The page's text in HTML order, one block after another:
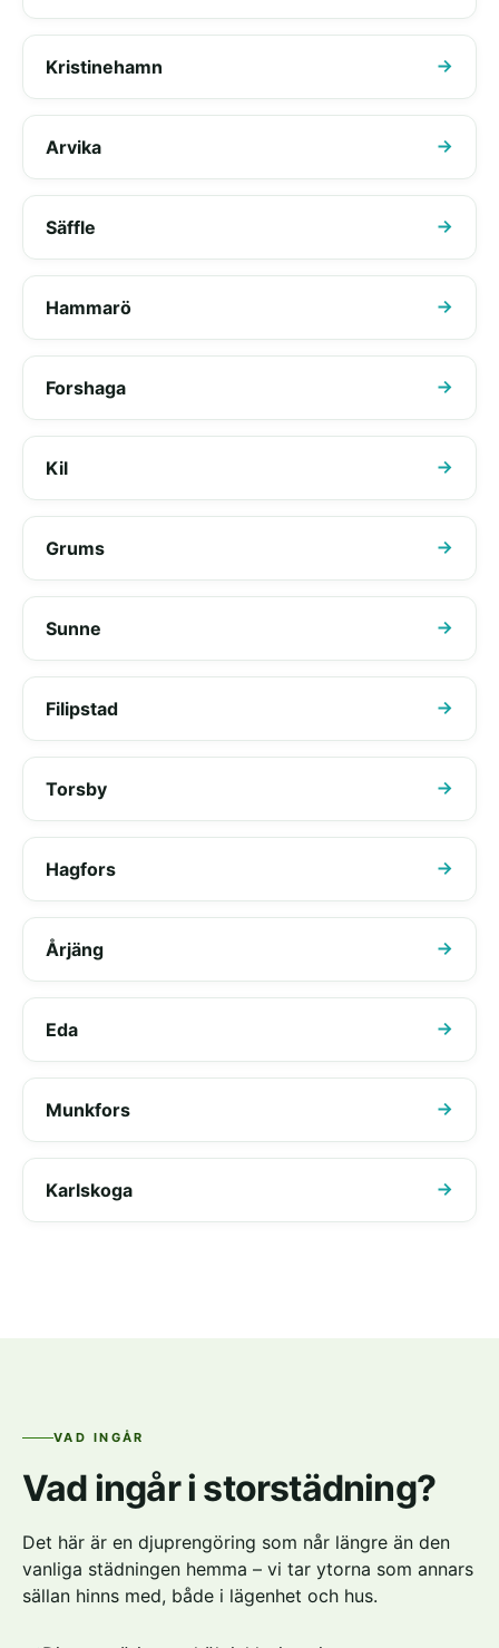
Kristinehamn
Arvika
Säffle
Hammarö
Forshaga
Kil
Grums
Sunne
Filipstad
Torsby
Hagfors
Årjäng
Eda
Munkfors
Karlskoga
VAD INGÅR
Vad ingår i storstädning?
Det här är en djuprengöring som når längre än den
vanliga städningen hemma – vi tar ytorna som annars
sällan hinns med, både i lägenhet och hus.